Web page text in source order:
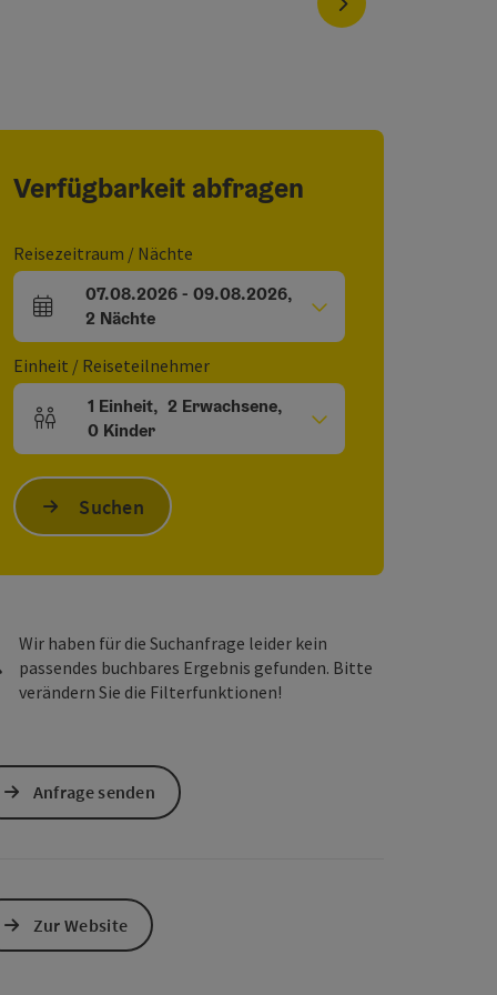
öffnenöffnen
Verfügbarkeit abfragen
Reisezeitraum / Nächte
An- und Abreisefelder
07.08.2026- 09.08.2026,
2 Nächte
Einheit / Reiseteilnehmer
Einheitenanzahl und Personenfelder
1 Einheit, 2 Erwachsene,
0 Kinder
Suchen
Wir haben für die Suchanfrage leider kein
passendes buchbares Ergebnis gefunden. Bitte
verändern Sie die Filterfunktionen!
Anfrage senden
Zur Website